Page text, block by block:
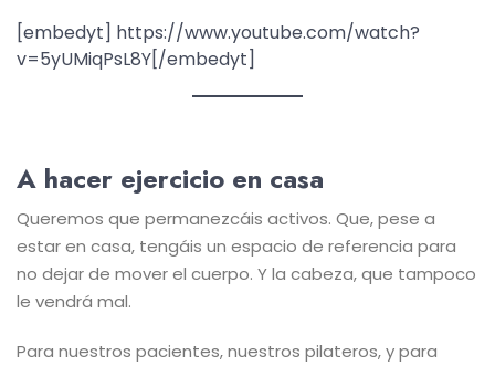
[embedyt] https://www.youtube.com/watch?
v=5yUMiqPsL8Y[/embedyt]
A hacer ejercicio en casa
Queremos que permanezcáis activos. Que, pese a
estar en casa, tengáis un espacio de referencia para
no dejar de mover el cuerpo. Y la cabeza, que tampoco
le vendrá mal.
Para nuestros pacientes, nuestros pilateros, y para